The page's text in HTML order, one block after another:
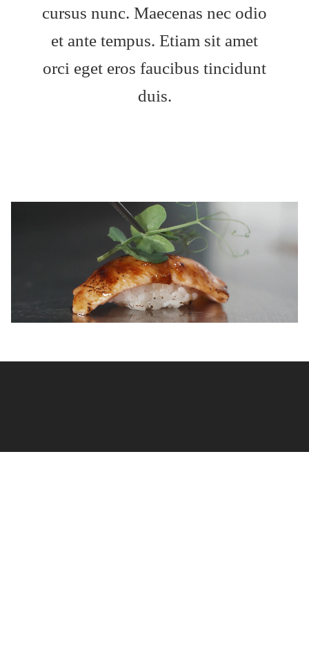
cursus nunc. Maecenas nec odio
et ante tempus. Etiam sit amet
orci eget eros faucibus tincidunt
duis.